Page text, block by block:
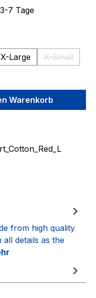
7 Tage
ist zurzeit nicht
X-Large X-Small
(Diese
nicht verfügbar.)
Warenkorb
from high quality
details as the